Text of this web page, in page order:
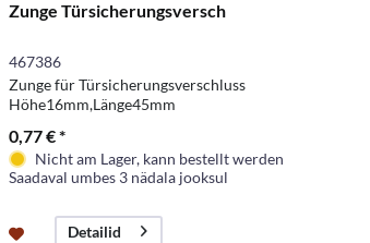
Zunge Türsicherungsversch
467386
Zunge für Türsicherungsverschluss
Höhe16mm,Länge45mm
0,77 € *
Nicht am Lager, kann bestellt werden
Saadaval umbes 3 nädala jooksul
Detailid